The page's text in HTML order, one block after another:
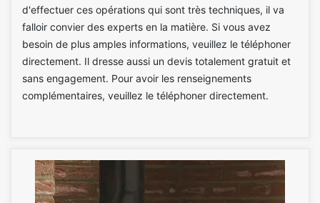
d'effectuer ces opérations qui sont très techniques, il va
falloir convier des experts en la matière. Si vous avez
besoin de plus amples informations, veuillez le téléphoner
directement. Il dresse aussi un devis totalement gratuit et
sans engagement. Pour avoir les renseignements
complémentaires, veuillez le téléphoner directement.